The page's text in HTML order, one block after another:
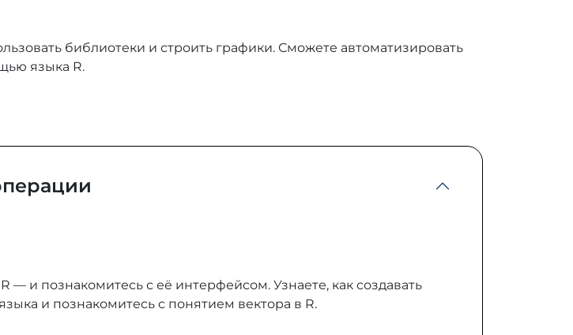
библиотеки и строить графики. Сможете автоматизировать
языка R.
— и познакомитесь с её интерфейсом. Узнаете, как создавать
и познакомитесь с понятием вектора в R.